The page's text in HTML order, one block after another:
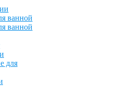
ванной
ванной
для